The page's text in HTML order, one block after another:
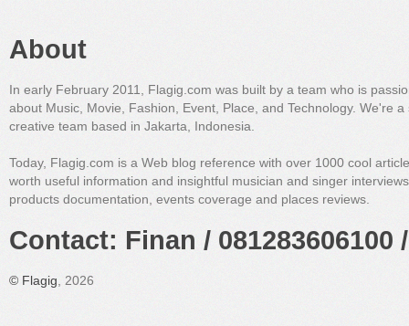
About
In early February 2011, Flagig.com was built by a team who is
about Music, Movie, Fashion, Event, Place, and Technology. We're a
creative team based in Jakarta, Indonesia.
Today, Flagig.com is a Web blog reference with over 1000 cool
worth useful information and insightful musician and singer
products documentation, events coverage and places reviews.
Contact: Finan /
© Flagig , 2026